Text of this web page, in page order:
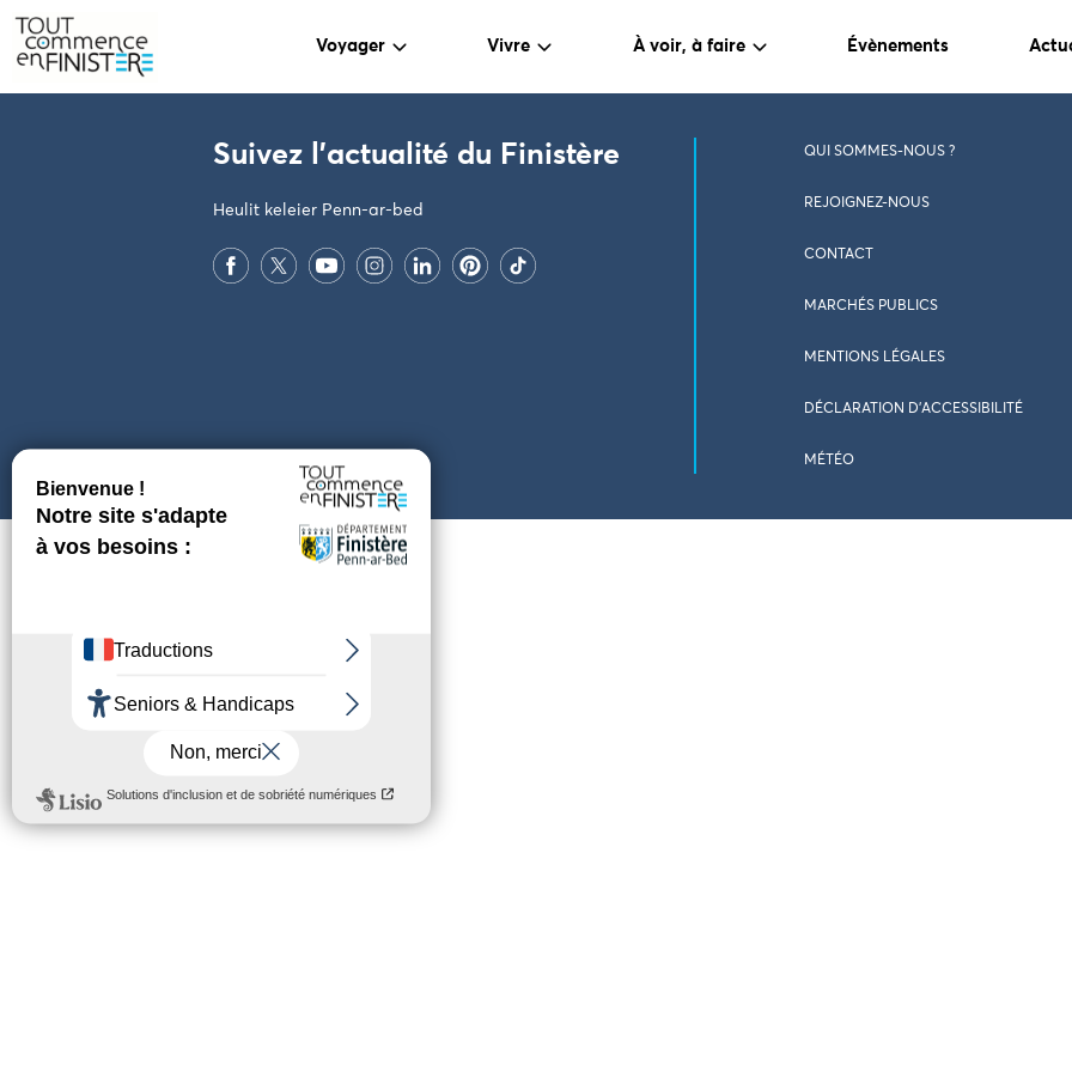
Voyager Vivre À voir, à faire Évènements
PARAMÈTRES DES COOKIES
Suivez l'actualité du Finistère
Heulit keleier Penn-ar-bed
QUI SOMMES-NOUS ?
REJOIGNEZ-NOUS
CONTACT
MARCHÉS PUBLICS
MENTIONS LÉGALES
DÉCLARATION D’ACCESSIBILITÉ
MÉTÉO